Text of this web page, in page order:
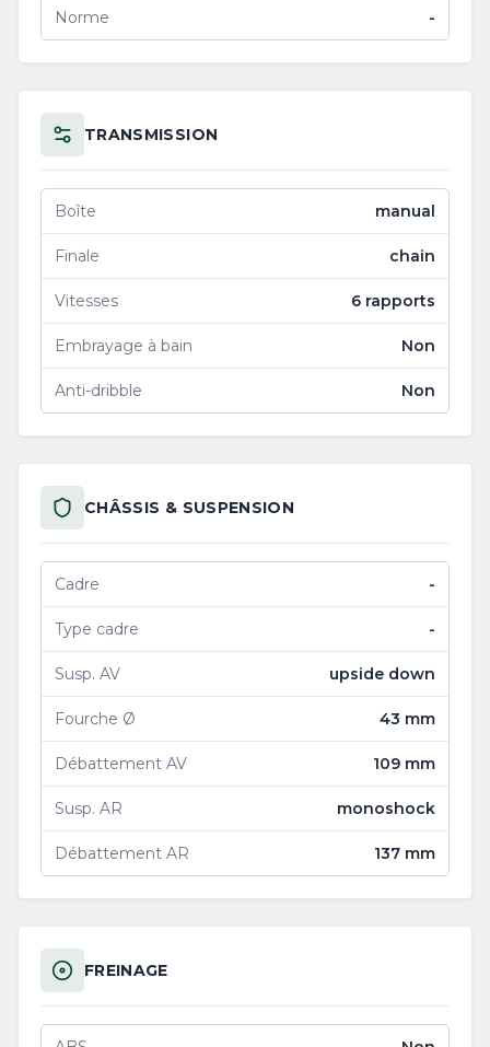
Norme -
TRANSMISSION
Boîte manual
Finale chain
Vitesses 6 rapports
Embrayage à bain Non
Anti-dribble Non
CHÂSSIS & SUSPENSION
Cadre -
Type cadre -
Susp. AV upside down
Fourche Ø 43 mm
Débattement AV 109 mm
Susp. AR monoshock
Débattement AR 137 mm
FREINAGE